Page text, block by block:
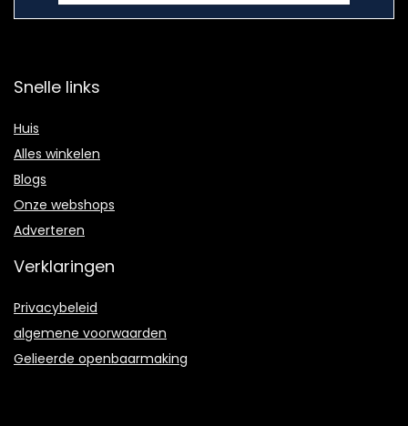
Snelle links
Huis
Alles winkelen
Blogs
Onze webshops
Adverteren
Verklaringen
Privacybeleid
algemene voorwaarden
Gelieerde openbaarmaking